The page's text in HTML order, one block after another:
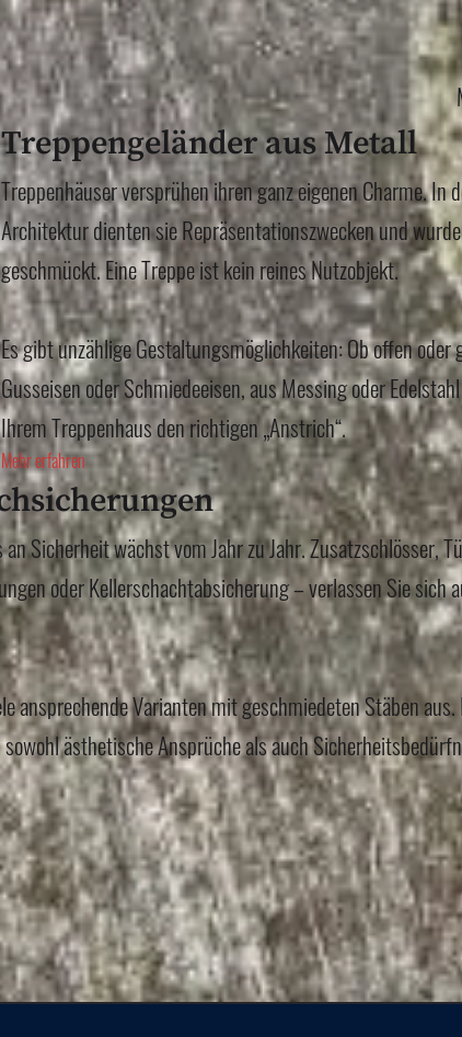
Treppengeländer aus Metall
Treppenhäuser versprühen ihren ganz eigenen Charme. In
Architektur dienten sie Repräsentationszwecken und
geschmückt. Eine Treppe ist kein reines Nutzobjekt.
Es gibt unzählige Gestaltungsmöglichkeiten: Ob offen oder
Gusseisen oder Schmiedeeisen, aus Messing oder
Ihrem Treppenhaus den richtigen „Anstrich“.
Mehr erfahren
Sicherheit wächst vom Jahr zu Jahr. Zusatzschlösser,
oder Kellerschachtabsicherung – verlassen Sie sich
ansprechende Varianten mit geschmiedeten Stäben
ästhetische Ansprüche als auch